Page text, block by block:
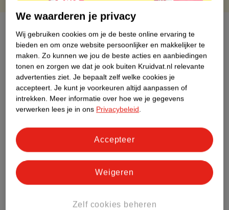
Over dit product
Productinformatie
Etiketinformatie
Nature Impact Score
Dit product heeft (nog) geen Nature
Impact Score.
We waarderen je privacy
Wij gebruiken cookies om je de beste online ervaring te
bieden en om onze website persoonlijker en makkelijker te
maken. Zo kunnen we jou de beste acties en aanbiedingen
tonen en zorgen we dat je ook buiten Kruidvat.nl relevante
advertenties ziet. Je bepaalt zelf welke cookies je
accepteert. Je kunt je voorkeuren altijd aanpassen of
intrekken. Meer informatie over hoe we je gegevens
verwerken lees je in ons Privacybeleid.
Zelf cookies beheren
Weigeren
Accepteer